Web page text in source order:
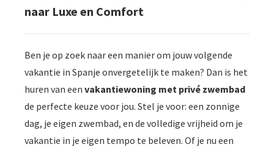
naar Luxe en Comfort
Ben je op zoek naar een manier om jouw volgende
vakantie in Spanje onvergetelijk te maken? Dan is het
huren van een vakantiewoning met privé zwembad
de perfecte keuze voor jou. Stel je voor: een zonnige
dag, je eigen zwembad, en de volledige vrijheid om je
vakantie in je eigen tempo te beleven. Of je nu een